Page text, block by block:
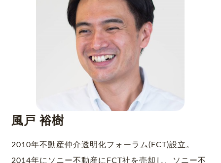
風戸 裕樹
2010年不動産仲介透明化フォーラム(FCT)設立。
2014年にソニー不動産にFCT社を売却し、ソニー不